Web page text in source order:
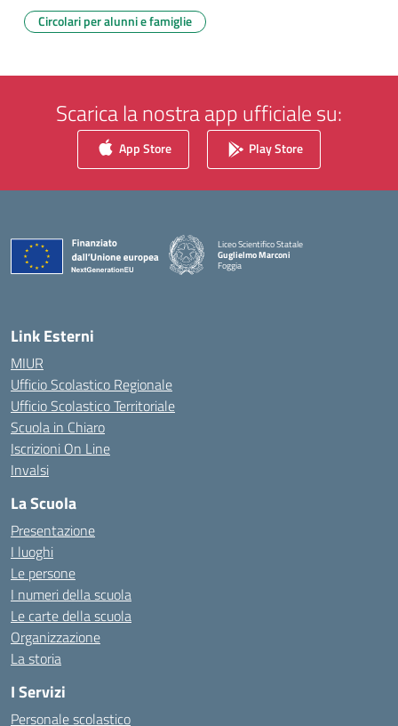
Circolari per alunni e famiglie
Scarica la nostra app ufficiale su:
App Store Play Store
Liceo Scientifico Statale
Guglielmo Marconi
Foggia
— Visita la pagina iniziale della scuola
Link Esterni
MIUR
Ufficio Scolastico Regionale
Ufficio Scolastico Territoriale
Scuola in Chiaro
Iscrizioni On Line
Invalsi
La Scuola
Presentazione
I luoghi
Le persone
I numeri della scuola
Le carte della scuola
Organizzazione
La storia
I Servizi
Personale scolastico